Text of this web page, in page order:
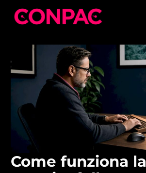
Come funziona la